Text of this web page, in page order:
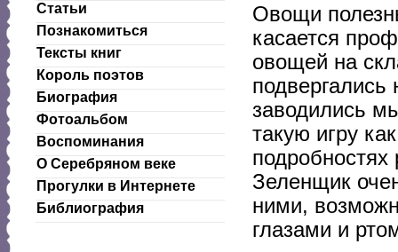
Статьи
Познакомиться
Тексты книг
Король поэтов
Биография
Фотоальбом
Воспоминания
О Серебряном веке
Прогулки в Интернете
Библиография
Овощи
касается
овощей на
заводились
такую игру
подробностях
Зеленщик
ними,
глазами и